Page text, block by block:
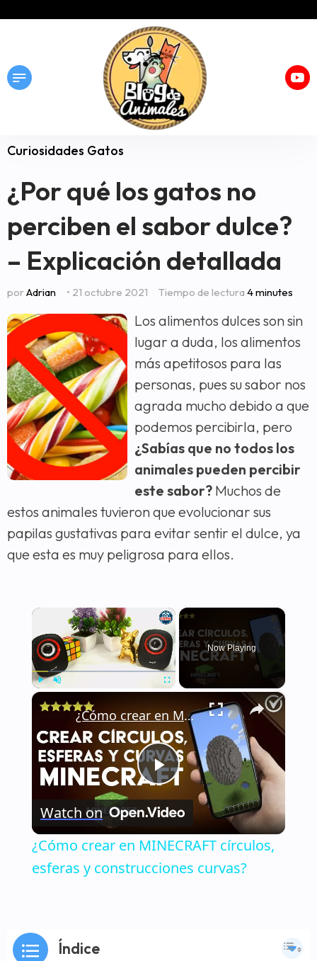
Curiosidades Gatos
¿Por qué los gatos no
perciben el sabor dulce?
– Explicación detallada
porAdrian • 21 octubre 2021 Tiempo de lectura 4 minutes
Los alimentos dulces son sin
lugar a duda, los alimentos
más apetitosos para las
personas, pues su sabor nos
agrada mucho debido a que
podemos percibirla, pero
¿Sabías que no todos los
animales pueden percibir
este sabor? Muchos de
estos animales tuvieron que evolucionar sus
papilas gustativas para evitar sentir el dulce, ya
que esta es muy peligrosa para ellos.
×
Now Playing
×
Play
Video
¿Cómo crear en MINECRAFT círculos, esferas y construcciones curvas?
Watch on
¿Cómo crear en MINECRAFT círculos,
esferas y construcciones curvas?
Índice